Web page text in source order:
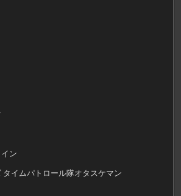
ン
タイムパトロール隊オタスケマン